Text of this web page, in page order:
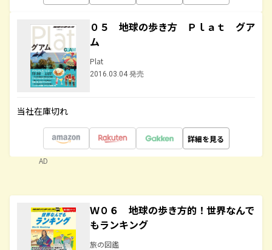
０５ 地球の歩き方 Ｐｌａｔ グア
ム
Plat
2016.03.04 発売
当社在庫切れ
詳細を見る
AD
Ｗ０６ 地球の歩き方的！世界なんで
もランキング
旅の図鑑